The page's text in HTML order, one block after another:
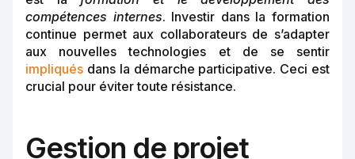
compétences internes. Investir dans la formation
continue permet aux collaborateurs de s’adapter
aux nouvelles technologies et de se sentir
impliqués dans la démarche participative. Ceci est
crucial pour éviter toute résistance.
Gestion de projet